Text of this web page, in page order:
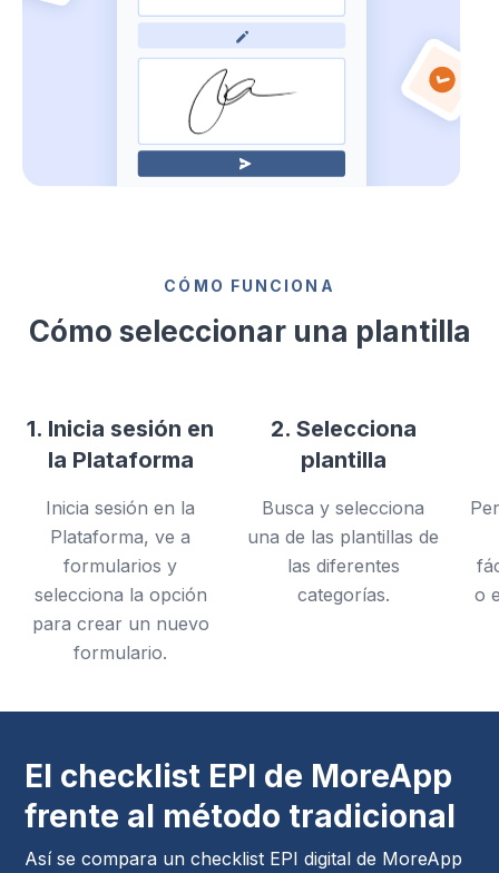
CÓMO FUNCIONA
Cómo seleccionar una plantilla
1. Inicia sesión en
la Plataforma
Inicia sesión en la
Plataforma, ve a
formularios y
selecciona la opción
para crear un nuevo
formulario.
2. Selecciona
plantilla
Busca y selecciona
una de las plantillas de
las diferentes
categorías.
o
El checklist EPI de MoreApp
frente al método tradicional
Así se compara un checklist EPI digital de MoreApp